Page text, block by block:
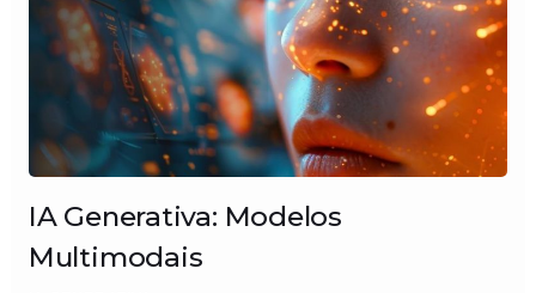
IA Generativa: Modelos
Multimodais